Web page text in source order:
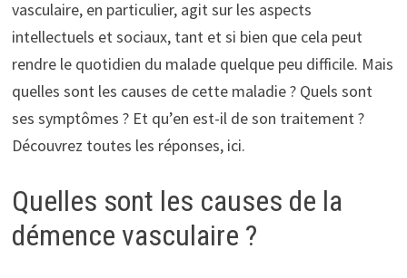
vasculaire, en particulier, agit sur les aspects
intellectuels et sociaux, tant et si bien que cela peut
rendre le quotidien du malade quelque peu difficile. Mais
quelles sont les causes de cette maladie ? Quels sont
ses symptômes ? Et qu’en est-il de son traitement ?
Découvrez toutes les réponses, ici.
Quelles sont les causes de la
démence vasculaire ?